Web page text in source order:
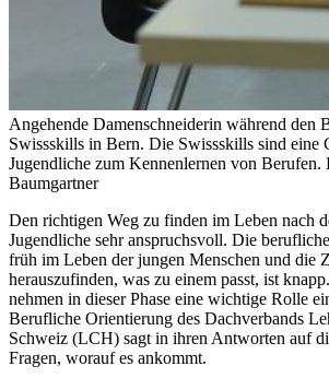
Angehende Damenschneiderin während den
Swissskills in Bern. Die Swissskills sind eine
Jugendliche zum Kennenlernen von Berufen.
Baumgartner
Den richtigen Weg zu finden im Leben nach
Jugendliche sehr anspruchsvoll. Die
früh im Leben der jungen Menschen und die
herauszufinden, was zu einem passt, ist
nehmen in dieser Phase eine wichtige Rolle
Berufliche Orientierung des Dachverbands
Schweiz (LCH) sagt in ihren Antworten auf
Fragen, worauf es ankommt.